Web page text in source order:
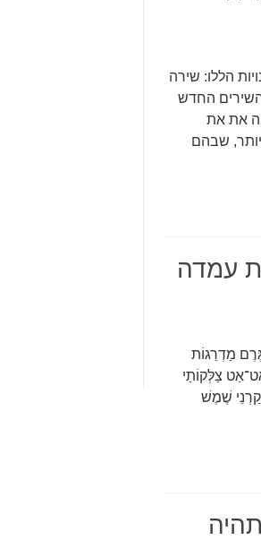
הללו: שירה
השירים החדש
את את
שבהם
עמדה
מַדְרֵגוֹת
צַלְּקוֹתַי
קַרְנֵי שֶׁמֶשׁ